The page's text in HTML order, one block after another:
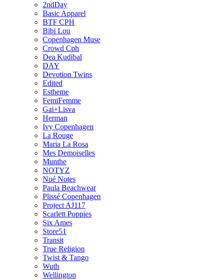
2ndDay
Basic Apparel
BTF CPH
Bibi Lou
Copenhagen Muse
Crowd Cph
Dea Kudibal
DAY
Devotion Twins
Edited
Estheme
FemiFemme
Gai+Lisva
Herman
Ivy Copenhagen
La Rouge
Maria La Rosa
Mes Demoiselles
Munthe
NOTYZ
Nué Notes
Paula Beachwear
Plissé Copenhagen
Project AJ117
Scarlett Poppies
Six Ames
Store51
Transit
True Religion
Twist & Tango
Wuth
Wellington